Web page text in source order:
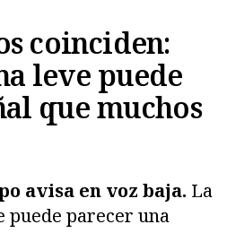
coinciden:
leve puede
que muchos
avisa en voz baja. La
puede parecer una